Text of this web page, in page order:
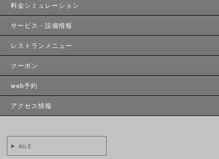
料金シミュレーション
サービス・設備情報
レストランメニュー
クーポン
web予約
アクセス情報
AILE